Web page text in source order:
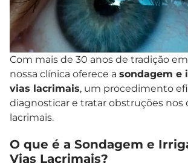
Com mais de 30 anos de tradição
nossa clínica oferece a sondagem e
vias lacrimais, um procedimento
diagnosticar e tratar obstruções nos
lacrimais.
O que é a Sondagem e
Vias Lacrimais?